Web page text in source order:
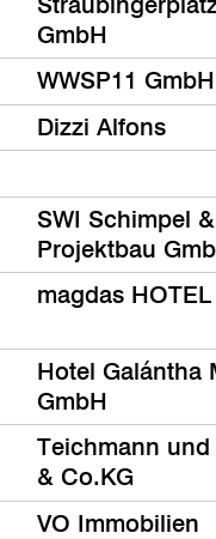
GmbH
WWSP11 GmbH
Dizzi Alfons
SWI Schimpel
Projektbau
magdas HOTEL
Hotel Galántha
GmbH
Teichmann
& Co.KG
VO Immobilien